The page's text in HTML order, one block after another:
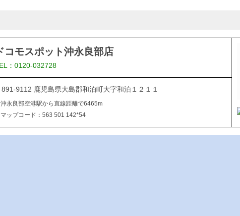
コモスポット沖永良部店
：0120-032728
891-9112 鹿児島県大島郡和泊町大字和泊１２１１
沖永良部空港駅から直線距離で6465m
マップコード：563 501 142*54